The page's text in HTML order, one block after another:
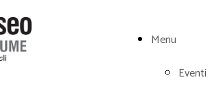
Menu
Eventi